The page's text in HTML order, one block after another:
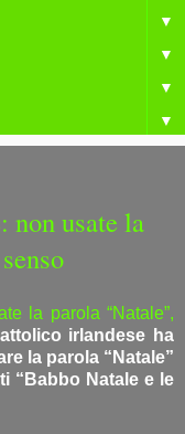
▼
▼
▼
▼
non usate la
la parola “Natale”,
irlandese ha
la parola “Natale”
“Babbo Natale e le